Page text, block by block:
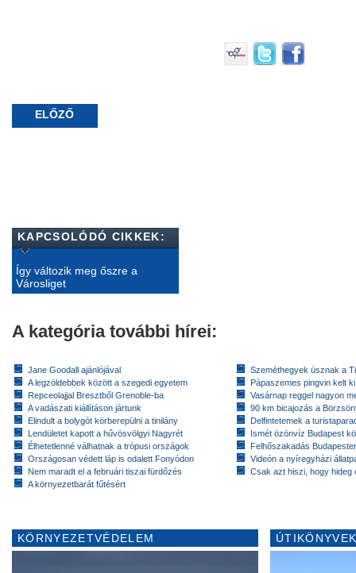
ELŐZŐ
KAPCSOLÓDÓ CIKKEK:
Így változik meg őszre a
Városliget
A kategória további hírei:
Jane Goodall ajánlójával
A legzöldebbek között a szegedi egyetem
Repceolajjal Bresztből Grenoble-ba
A vadászati kiállításon jártunk
Elindult a bolygót körberepülni a tinilány
Lendületet kapott a hűvösvölgyi Nagyrét
Élhetetlenné válhatnak a trópusi országok
Országosan védett láp is odalett Fonyódon
Nem maradt el a februári tiszai fürdőzés
A környezetbarát fűtésért
Szeméthegyek úsznak a
Pápaszemes pingvin kelt
Vasárnap reggel nagyon
90 km bicajozás a
Delfintetemek a
Ismét özönvíz Budapest
Felhőszakadás
Videón a nyíregyházi
Csak azt hiszi, hogy hideg
KÖRNYEZETVÉDELEM